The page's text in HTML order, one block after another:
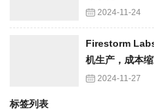
2024-11-24
Firestorm
机生产，成本
2024-11-27
标签列表